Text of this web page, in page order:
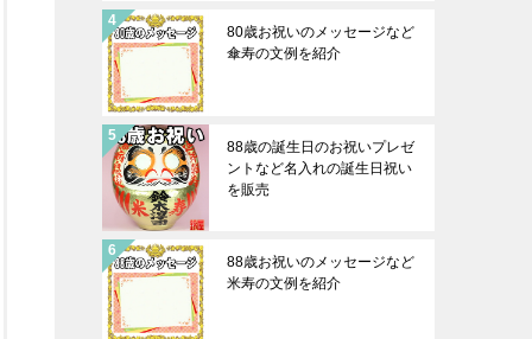
80歳お祝いのメッセージなど
傘寿の文例を紹介
88歳の誕生日のお祝いプレゼ
ントなど名入れの誕生日祝い
を販売
88歳お祝いのメッセージなど
米寿の文例を紹介